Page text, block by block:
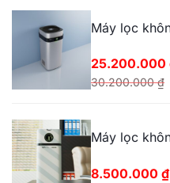
gốc
là:
hiện
tại
25.200.000
Máy lọc
30.200.000₫
gốc
là:
25.200.000
hiện
tại
25.200.000
Máy lọc
8.500.000 ₫